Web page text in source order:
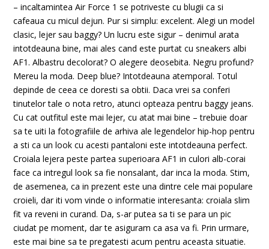
– incaltamintea Air Force 1 se potriveste cu blugii ca si
cafeaua cu micul dejun. Pur si simplu: excelent. Alegi un model
clasic, lejer sau baggy? Un lucru este sigur – denimul arata
intotdeauna bine, mai ales cand este purtat cu sneakers albi
AF1. Albastru decolorat? O alegere deosebita. Negru profund?
Mereu la moda. Deep blue? Intotdeauna atemporal. Totul
depinde de ceea ce doresti sa obtii. Daca vrei sa conferi
tinutelor tale o nota retro, atunci opteaza pentru baggy jeans.
Cu cat outfitul este mai lejer, cu atat mai bine – trebuie doar
sa te uiti la fotografiile de arhiva ale legendelor hip-hop pentru
a sti ca un look cu acesti pantaloni este intotdeauna perfect.
Croiala lejera peste partea superioara AF1 in culori alb-corai
face ca intregul look sa fie nonsalant, dar inca la moda. Stim,
de asemenea, ca in prezent este una dintre cele mai populare
croieli, dar iti vom vinde o informatie interesanta: croiala slim
fit va reveni in curand. Da, s-ar putea sa ti se para un pic
ciudat pe moment, dar te asiguram ca asa va fi. Prin urmare,
este mai bine sa te pregatesti acum pentru aceasta situatie.